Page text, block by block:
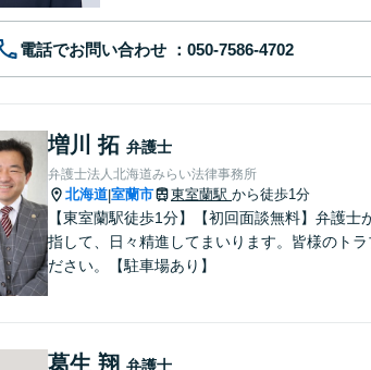
電話でお問い合わせ
増川 拓 弁護士
弁護士法人北海道みらい法律事務所
北海道|室蘭市 東室蘭駅 から徒歩1分
【東室蘭駅徒歩1分】【初回面談無料】弁護
指して、日々精進してまいります。皆様のト
ださい。【駐車場あり】
葛生 翔 弁護士